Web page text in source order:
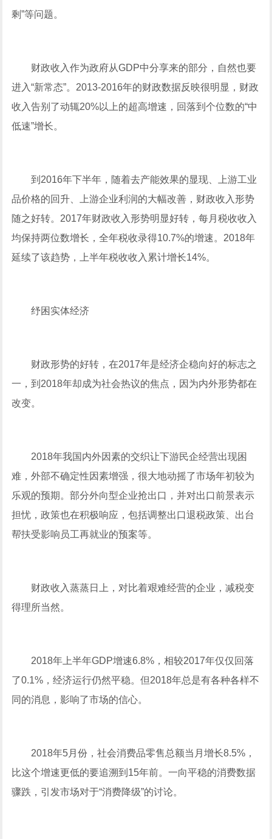
剩”等问题。
财政收入作为政府从GDP中分享来的部分，自然也要
进入“新常态”。2013-2016年的财政数据反映很明显，财政
收入告别了动辄20%以上的超高增速，回落到个位数的“中
低速”增长。
到2016年下半年，随着去产能效果的显现、上游工业
品价格的回升、上游企业利润的大幅改善，财政收入形势
随之好转。2017年财政收入形势明显好转，每月税收收入
均保持两位数增长，全年税收录得10.7%的增速。2018年
延续了该趋势，上半年税收收入累计增长14%。
纾困实体经济
财政形势的好转，在2017年是经济企稳向好的标志之
一，到2018年却成为社会热议的焦点，因为内外形势都在
改变。
2018年我国内外因素的交织让下游民企经营出现困
难，外部不确定性因素增强，很大地动摇了市场年初较为
乐观的预期。部分外向型企业抢出口，并对出口前景表示
担忧，政策也在积极响应，包括调整出口退税政策、出台
帮扶受影响员工再就业的预案等。
财政收入蒸蒸日上，对比着艰难经营的企业，减税变
得理所当然。
2018年上半年GDP增速6.8%，相较2017年仅仅回落
了0.1%，经济运行仍然平稳。但2018年总是有各种各样不
同的消息，影响了市场的信心。
2018年5月份，社会消费品零售总额当月增长8.5%，
比这个增速更低的要追溯到15年前。一向平稳的消费数据
骤跌，引发市场对于“消费降级”的讨论。